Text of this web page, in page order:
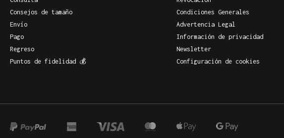
Consejos de tamaño
Envío
Pago
Regreso
Puntos de fidelidad 💰
Condiciones Generales
Advertencia Legal
Información de privacidad
Newsletter
Configuración de cookies